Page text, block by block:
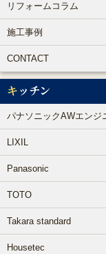
リフォームコラム
施工事例
CONTACT
キッチン
パナソニックAWエンジ
LIXIL
Panasonic
TOTO
Takara standard
Housetec